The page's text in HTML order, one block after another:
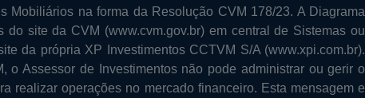
na forma da Resolução CVM 178/23. A Diagrama
site da CVM (www.cvm.gov.br) em central de Sistemas ou
da própria XP Investimentos CCTVM S/A (www.xpi.com.br).
Assessor de Investimentos não pode administrar ou gerir o
realizar operações no mercado financeiro. Esta mensagem e